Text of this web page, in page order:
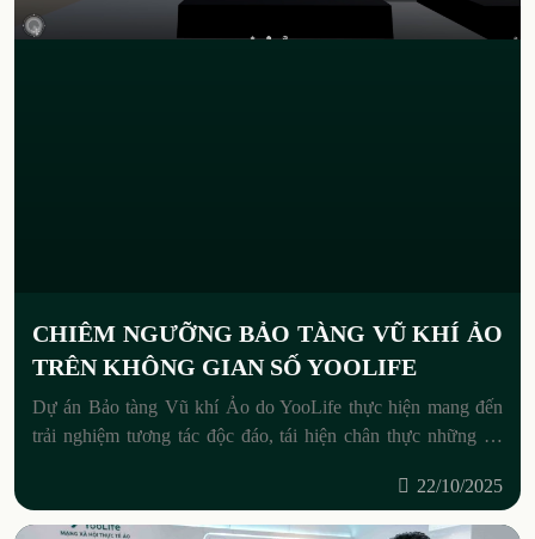
CHIÊM NGƯỠNG BẢO TÀNG VŨ KHÍ ẢO
TRÊN KHÔNG GIAN SỐ YOOLIFE
Dự án Bảo tàng Vũ khí Ảo do YooLife thực hiện mang đến
trải nghiệm tương tác độc đáo, tái hiện chân thực những vũ
22/10/2025